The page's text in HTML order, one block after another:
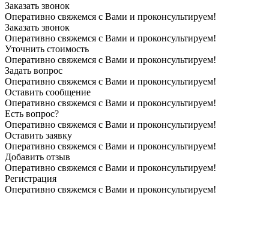
Заказать звонок
Оперативно свяжемся с Вами и проконсультируем!
Заказать звонок
Оперативно свяжемся с Вами и проконсультируем!
Уточнить стоимость
Оперативно свяжемся с Вами и проконсультируем!
Задать вопрос
Оперативно свяжемся с Вами и проконсультируем!
Оставить сообщение
Оперативно свяжемся с Вами и проконсультируем!
Есть вопрос?
Оперативно свяжемся с Вами и проконсультируем!
Оставить заявку
Оперативно свяжемся с Вами и проконсультируем!
Добавить отзыв
Оперативно свяжемся с Вами и проконсультируем!
Регистрация
Оперативно свяжемся с Вами и проконсультируем!